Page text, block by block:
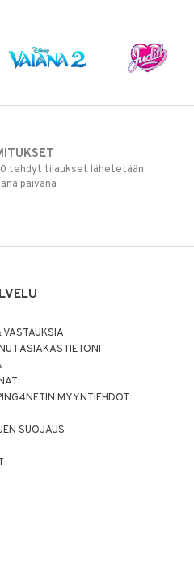
tehdyt tilaukset lähetetään
päivänä
ASIAKASTIETONI
MYYNTIEHDOT
SUOJAUS